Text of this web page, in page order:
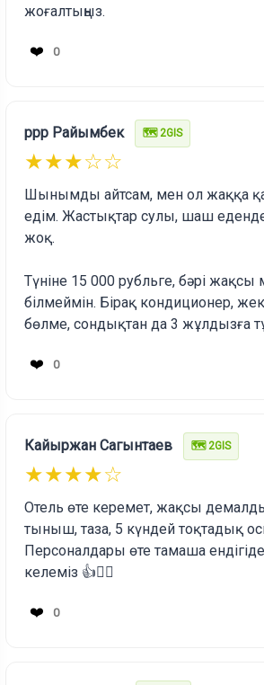
жоғалтыңыз.
❤️ 0
ррр Райымбек 🗺️ 2GIS
★★★☆☆
Шынымды айтсам, мен ол жаққа
едім. Жастықтар сулы, шаш
жоқ.
Түніне 15 000 рубльге, бәрі жақсы
білмеймін. Бірақ кондиционер,
бөлме, сондықтан да 3 жұлдызға
❤️ 0
Кайыржан Сагынтаев 🗺️ 2GIS
★★★★☆
Отель өте керемет, жақсы
тыныш, таза, 5 күндей тоқтадық
Персоналдары өте тамаша
келеміз 👍✊🏻
❤️ 0